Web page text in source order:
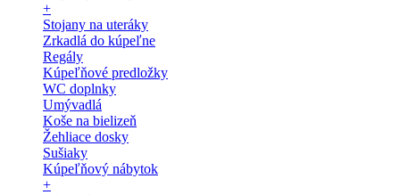
+
Stojany na uteráky
Zrkadlá do kúpeľne
Regály
Kúpeľňové predložky
WC doplnky
Umývadlá
Koše na bielizeň
Žehliace dosky
Sušiaky
Kúpeľňový nábytok
+